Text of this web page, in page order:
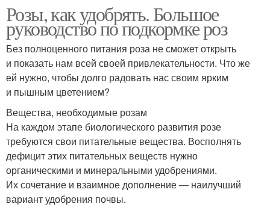
Розы, как удобрять. Большое
руководство по подкормке роз
Без полноценного питания роза не сможет открыть
и показать нам всей своей привлекательности. Что же
ей нужно, чтобы долго радовать нас своим ярким
и пышным цветением?
Вещества, необходимые розам
На каждом этапе биологического развития розе
требуются свои питательные вещества. Восполнять
дефицит этих питательных веществ нужно
органическими и минеральными удобрениями.
Их сочетание и взаимное дополнение — наилучший
вариант удобрения почвы.